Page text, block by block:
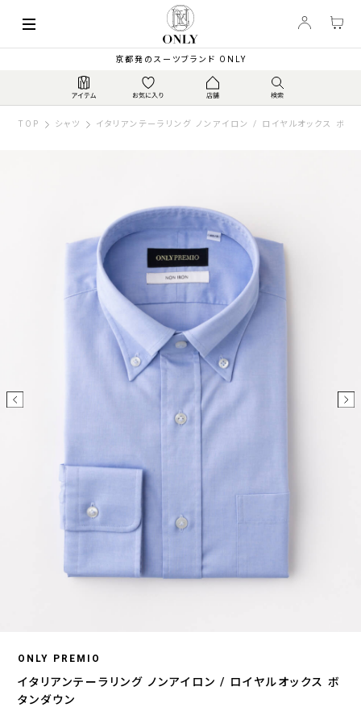
京都発のスーツブランド ONLY
TOP シャツ イタリアンテーラリング ノンアイロン / ロイヤルオックス ボタ
ONLY PREMIO
イタリアンテーラリング ノンアイロン / ロイヤルオックス ボ
タンダウン